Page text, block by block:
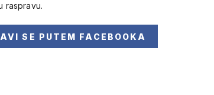
raspravu.
SE PUTEM FACEBOOKA